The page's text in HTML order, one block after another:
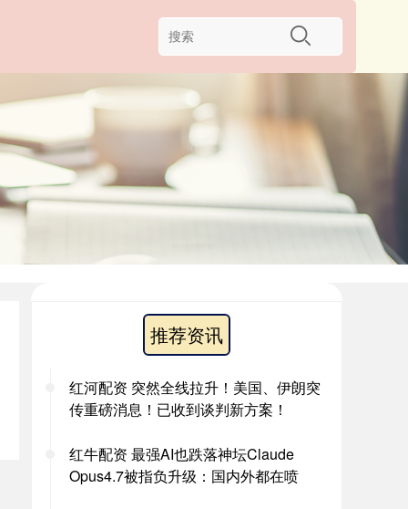
推荐资讯
红河配资 突然全线拉升！美国、伊朗突
传重磅消息！已收到谈判新方案！
红牛配资 最强AI也跌落神坛Claude
Opus4.7被指负升级：国内外都在喷